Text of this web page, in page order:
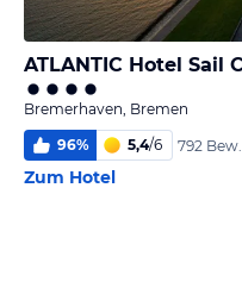
ATLANTIC Hotel Sail
Bremerhaven, Bremen
96% 5,4/6 792 Bew.
Zum Hotel